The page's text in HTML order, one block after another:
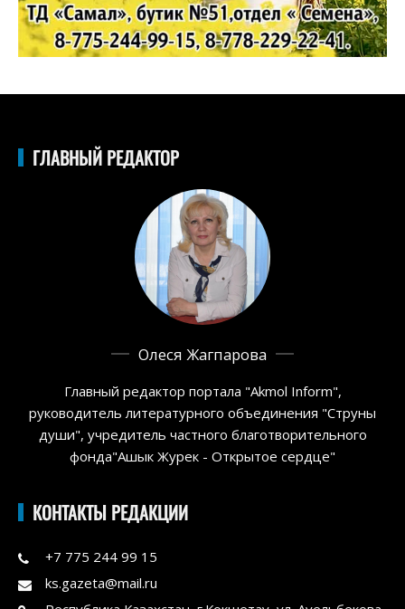
ГЛАВНЫЙ РЕДАКТОР
Олеся Жагпарова
Главный редактор портала "Akmol Inform",
руководитель литературного объединения "Струны
души", учредитель частного благотворительного
фонда"Ашык Журек - Открытое сердце"
КОНТАКТЫ РЕДАКЦИИ
+7 775 244 99 15
ks.gazeta@mail.ru